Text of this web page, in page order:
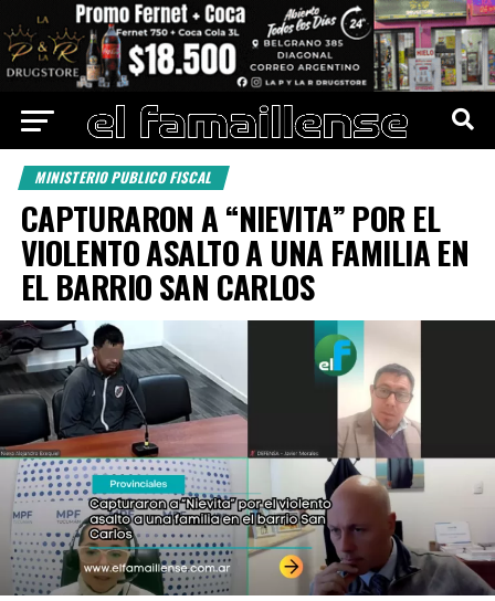
MINISTERIO PUBLICO FISCAL
CAPTURARON A “NIEVITA” POR EL
VIOLENTO ASALTO A UNA FAMILIA EN
EL BARRIO SAN CARLOS